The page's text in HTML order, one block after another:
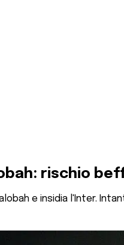
rischio
e insidia l'Inter.